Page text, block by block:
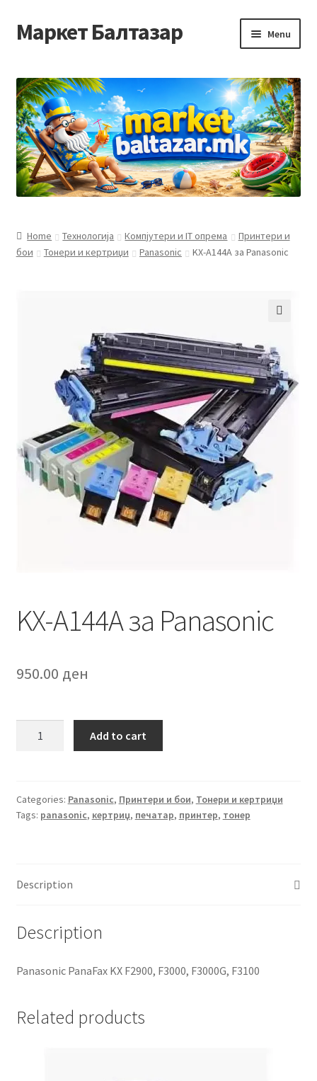
Skip
to
Skip
to
Маркет Балтазар Menu
Checkout
Homepage
Privacy Policy
Контакт
Мој профил
Рекламации и замена на производ
Сите производи
Услови за користење
Home Технологија Компјутери и IT опрема
Принтери и
бои
Тонери и кертриџи Panasonic KX-A144A за Panasonic
KX-A144A за Panasonic
950.00 ден
quantity
Add to cart
Categories: Panasonic, Принтери и бои, Тонери и кертриџи
Tags: panasonic, кертриџ, печатар, принтер, тонер
Description
Description
Panasonic PanaFax KX F2900, F3000, F3000G, F3100
Related products